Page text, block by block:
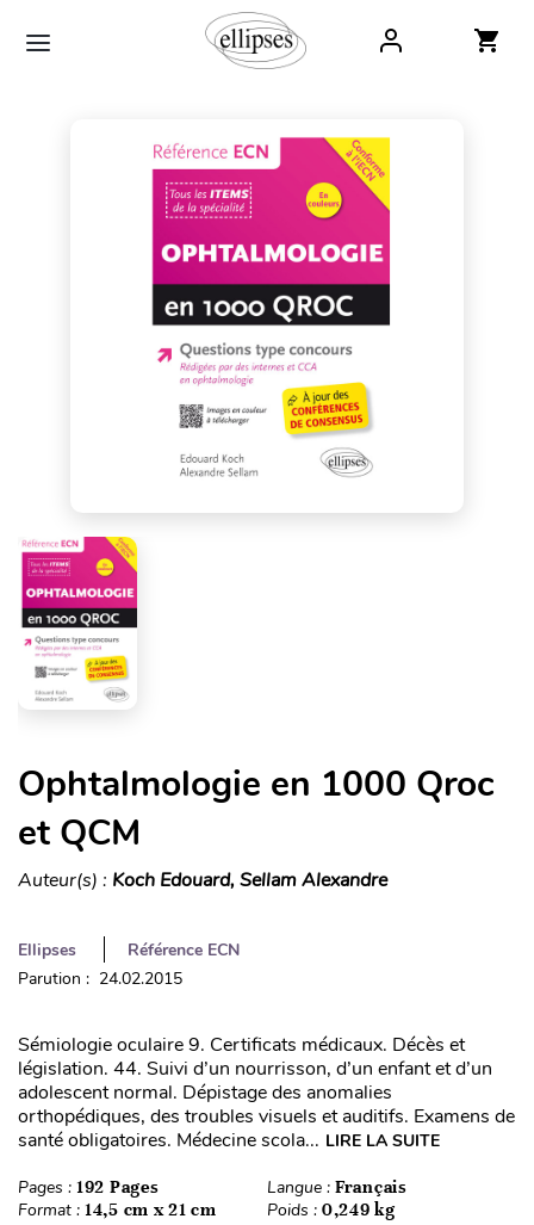
Ophtalmologie en 1000 Qroc
et QCM
Auteur(s) : Koch Edouard, Sellam Alexandre
Ellipses
Référence ECN
Parution : 24.02.2015
Sémiologie oculaire 9. Certificats médicaux. Décès et
législation. 44. Suivi d’un nourrisson, d’un enfant et d’un
adolescent normal. Dépistage des anomalies
orthopédiques, des troubles visuels et auditifs. Examens de
santé obligatoires. Médecine scola... LIRE LA SUITE
Pages : 192 Pages Langue : Français
Format : 14,5 cm x 21 cm Poids : 0,249 kg